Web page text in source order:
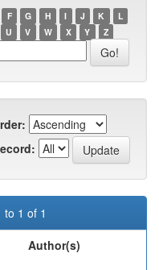
F G H I J K
L
U V W X Y Z
to 1 of 1
Author(s)